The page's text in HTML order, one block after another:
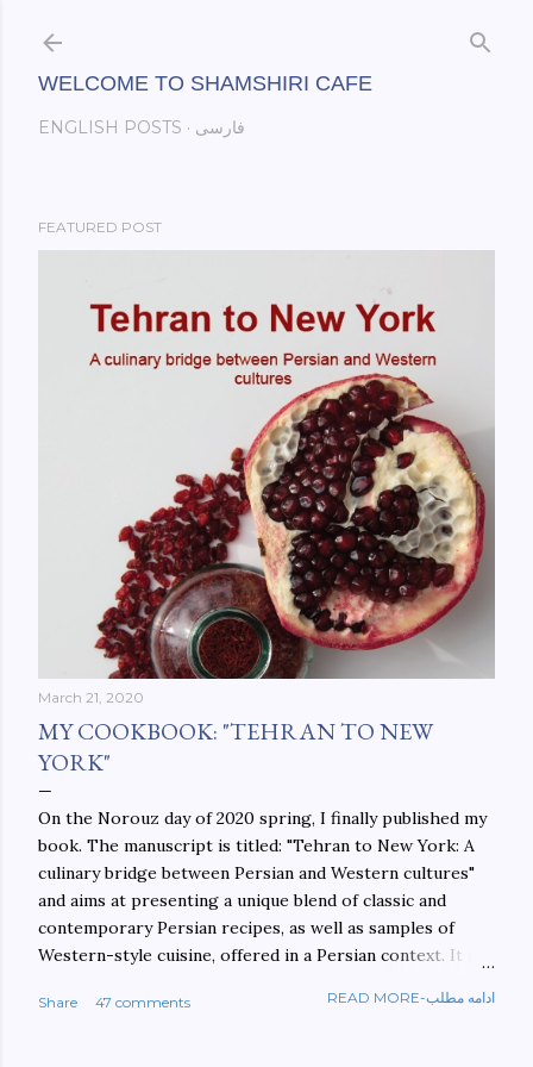
WELCOME TO SHAMSHIRI CAFE
ENGLISH POSTS فارسی
FEATURED POST
March 21, 2020
MY COOKBOOK: "TEHRAN TO NEW
YORK"
On the Norouz day of 2020 spring, I finally published my
book. The manuscript is titled: "Tehran to New York: A
culinary bridge between Persian and Western cultures"
and aims at presenting a unique blend of classic and
contemporary Persian recipes, as well as samples of
Western-style cuisine, offered in a Persian context. It is
walls. This book aims at constructing a bridge between
Share 47 comments READ MORE-ادامه مطلب